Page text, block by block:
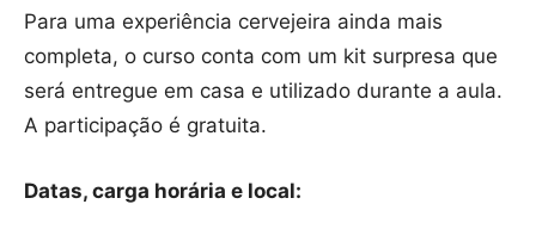
Para uma experiência cervejeira ainda mais
completa, o curso conta com um kit surpresa que
será entregue em casa e utilizado durante a aula.
A participação é gratuita.
Datas, carga horária e local: